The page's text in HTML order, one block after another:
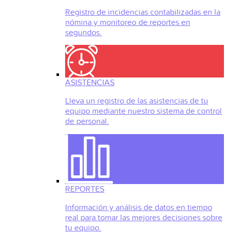
Registro de incidencias contabilizadas en la
nómina y monitoreo de reportes en
segundos.
ASISTENCIAS
Lleva un registro de las asistencias de tu
equipo mediante nuestro sistema de control
de personal.
REPORTES
Información y análisis de datos en tiempo
real para tomar las mejores decisiones sobre
tu equipo.